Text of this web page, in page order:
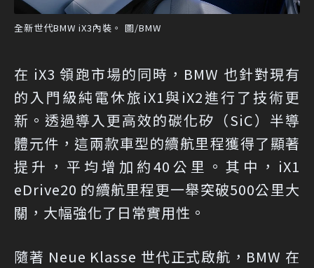
全新世代BMW iX3內裝。 圖/BMW
在 iX3 領跑市場的同時，BMW 也針對現有
的入門級純電休旅iX1與iX2進行了技術更
新。透過導入更高效的碳化矽（SiC）半導
體元件，這兩款車型的續航里程獲得了顯著
提升，平均增加約40公里。其中，iX1
eDrive20 的續航里程更一舉突破500公里大
關，大幅強化了日常實用性。
隨著 Neue Klasse 世代正式啟航，BMW 在